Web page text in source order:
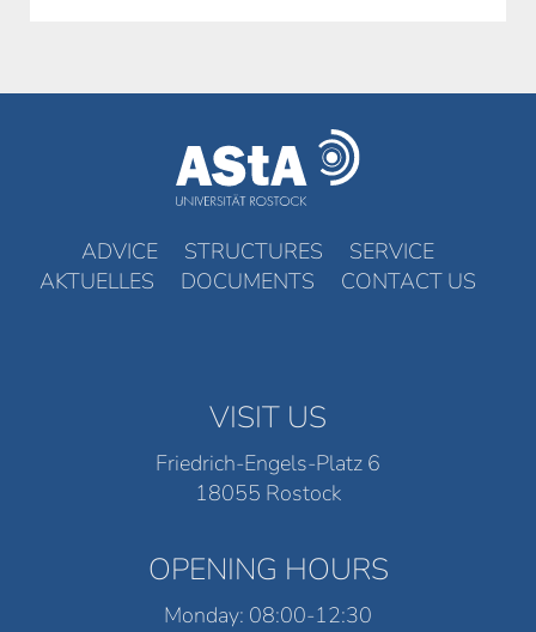
ADVICE STRUCTURES
SERVICE
AKTUELLES
DOCUMENTS CONTACT US
VISIT US
Friedrich-Engels-Platz 6
18055 Rostock
OPENING HOURS
Monday: 08:00-12:30